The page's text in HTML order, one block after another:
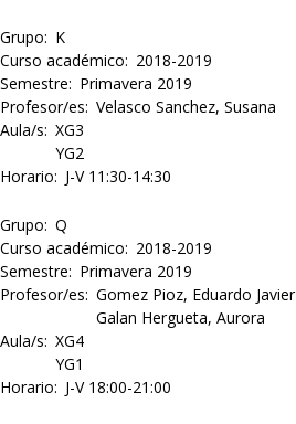
Grupo
K
Curso académico
2018-2019
Semestre
Primavera 2019
Profesor/es Velasco Sanchez, Susana
Aula/s XG3
YG2
Horario
J-V 11:30-14:30
Grupo Q
Curso académico
2018-2019
Semestre
Primavera 2019
Profesor/es Gomez Pioz, Eduardo Javier
Galan Hergueta, Aurora
Aula/s XG4
YG1
Horario
J-V 18:00-21:00